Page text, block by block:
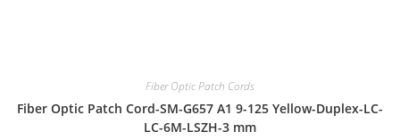
Fiber Optic Patch Cords
Fiber Optic Patch Cord-SM-G657 A1 9-125 Yellow-Duplex-LC-
LC-6M-LSZH-3 mm